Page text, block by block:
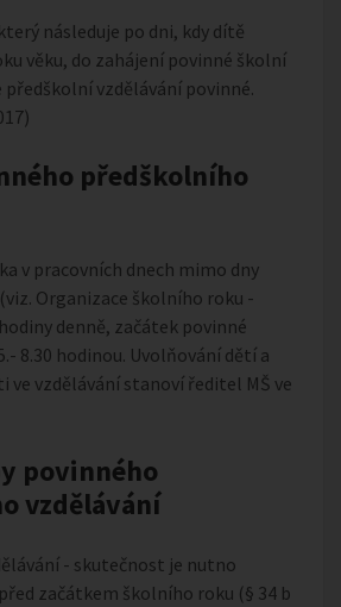
následuje po dni, kdy dítě
věku, do zahájení povinné školní
vzdělávání povinné.
předškolního
v pracovních dnech mimo dny
Organizace školního roku -
denně, začátek povinné
8.30 hodinou. Uvolňování dětí a
ve vzdělávání stanoví ředitel MŠ ve
povinného
vzdělávání
- skutečnost je nutno
začátkem školního roku (§ 34 b